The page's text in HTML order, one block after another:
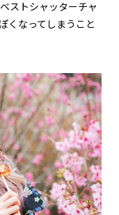
ストシャッターチャ
くなってしまうこと